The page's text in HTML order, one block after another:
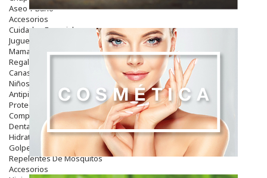
Aseo Y Baño
Accesorios
Cuidados Especiales
Juguetes
Mama
Regalos
Canastilla
Niños
Antipiojos
Protección Solar
Complementos Alimentarios
Dentales
Hidratantes
Golpes Y Hematomas
Repelentes De Mosquitos
Accesorios